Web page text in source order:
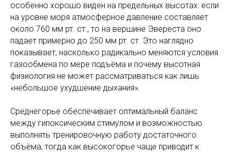
особенно хорошо виден на предельных высотах: если
на уровне моря атмосферное давление составляет
около 760 мм рт. ст., то на вершине Эвереста оно
падает примерно до 250 мм рт. ст. Это наглядно
показывает, насколько радикально меняются условия
газообмена по мере подъёма и почему высотная
физиология не может рассматриваться как лишь
«небольшое ухудшение дыхания».
Среднегорье обеспечивает оптимальный баланс
между гипоксическим стимулом и возможностью
выполнять тренировочную работу достаточного
объёма, тогда как высокогорье чаще приводит к